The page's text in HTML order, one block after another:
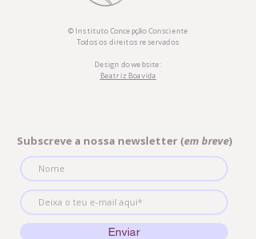
© Instituto Concepção Consciente
Todos os direitos reservados
Design do website:
Beatriz Boavida
Subscreve a nossa newsletter (em breve)
Enviar